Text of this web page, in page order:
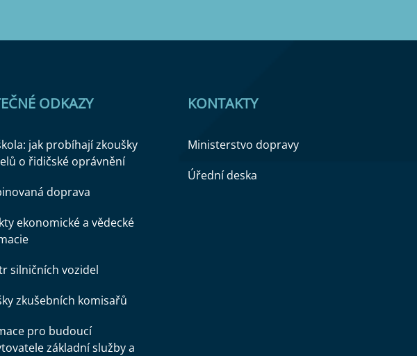
ODKAZY
jak probíhají zkoušky
o řidičské oprávnění
doprava
ekonomické a vědecké
silničních vozidel
zkušebních komisařů
pro budoucí
základní služby a
KONTAKTY
Ministerstvo dopravy
Úřední deska